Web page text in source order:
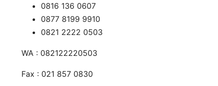
0816 136 0607
0877 8199 9910
0821 2222 0503
WA : 082122220503
Fax : 021 857 0830